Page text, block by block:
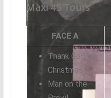
Maxi 45 Tours
FACE A
Thank God It’s
Christmas
Man on the